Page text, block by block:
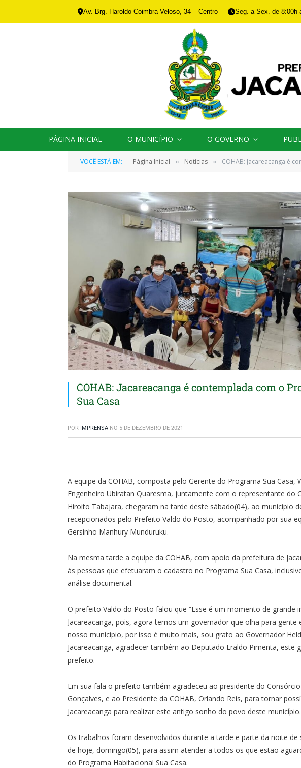
Av. Brg. Haroldo Coimbra Veloso, 34 – Centro Seg. a Sex. de 8:00h
PÁGINA INICIAL O MUNICÍPIO O GOVERNO
VOCÊ ESTÁ EM: Página Inicial » Notícias » COHAB: Jacareacanga é
COHAB: Jacareacanga é contemplada com o
Sua Casa
POR IMPRENSA NO 5 DE DEZEMBRO DE 2021
A equipe da COHAB, composta pelo Gerente do Programa Sua Casa,
Engenheiro Ubiratan Quaresma, juntamente com o representante do
Hiroito Tabajara, chegaram na tarde deste sábado(04), ao município
recepcionados pelo Prefeito Valdo do Posto, acompanhado por sua
Gersinho Manhury Munduruku.
Na mesma tarde a equipe da COHAB, com apoio da prefeitura de
às pessoas que efetuaram o cadastro no Programa Sua Casa,
análise documental.
O prefeito Valdo do Posto falou que “Esse é um momento de grande
Jacareacanga, pois, agora temos um governador que olha para
nosso munícipio, por isso é muito mais, sou grato ao Governador
Jacareacanga, agradecer também ao Deputado Eraldo Pimenta, este
prefeito.
Em sua fala o prefeito também agradeceu ao presidente do
Gonçalves, e ao Presidente da COHAB, Orlando Reis, para tornar
Jacareacanga para realizar este antigo sonho do povo deste município.
Os trabalhos foram desenvolvidos durante a tarde e parte da noite
de hoje, domingo(05), para assim atender a todos os que estão
do Programa Habitacional Sua Casa.